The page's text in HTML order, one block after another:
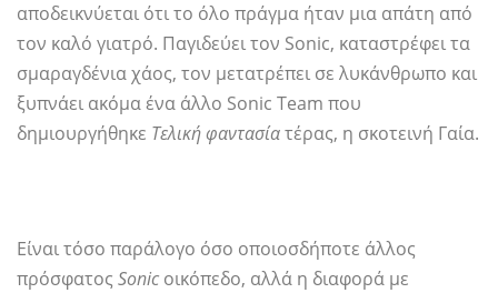
αποδεικνύεται ότι το όλο πράγμα ήταν μια απάτη από
τον καλό γιατρό. Παγιδεύει τον Sonic, καταστρέφει τα
σμαραγδένια χάος, τον μετατρέπει σε λυκάνθρωπο και
ξυπνάει ακόμα ένα άλλο Sonic Team που
δημιουργήθηκε Τελική φαντασίατέρας, η σκοτεινή Γαία.
Είναι τόσο παράλογο όσο οποιοσδήποτε άλλος
πρόσφατος Sonic οικόπεδο, αλλά η διαφορά με